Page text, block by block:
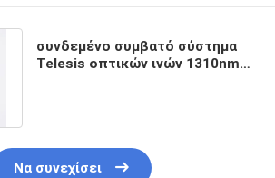
συνδεμένο συμβατό σύστημα
Telesis οπτικών ινών 1310nm
Να συνεχίσει